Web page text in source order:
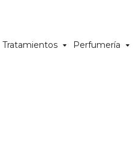
Tratamientos Perfumería